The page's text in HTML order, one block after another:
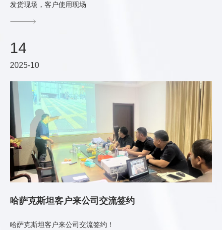
发货现场，客户使用现场
14
2025-10
哈萨克斯坦客户来公司交流签约
哈萨克斯坦客户来公司交流签约！